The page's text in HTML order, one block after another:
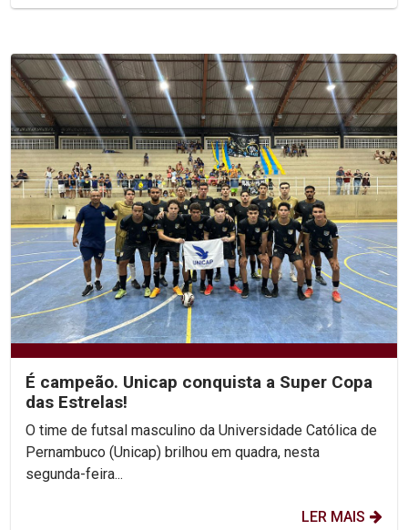
É campeão. Unicap conquista a Super Copa
das Estrelas!
O time de futsal masculino da Universidade Católica de
Pernambuco (Unicap) brilhou em quadra, nesta
segunda-feira...
LER MAIS